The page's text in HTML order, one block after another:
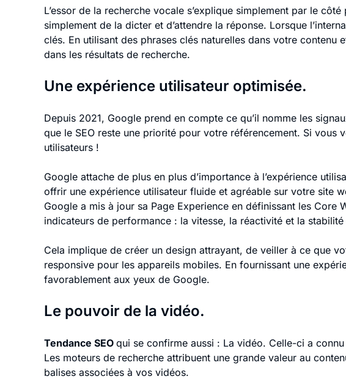
L’essor de la recherche vocale s’explique simplement par le
simplement de la dicter et d’attendre la réponse. Lorsque
clés. En utilisant des phrases clés naturelles dans votre
dans les résultats de recherche.
Une expérience utilisateur optimisée.
Depuis 2021, Google prend en compte ce qu’il nomme les
que le SEO reste une priorité pour votre référencement. Si vous
utilisateurs !
Google attache de plus en plus d’importance à l’expérience
offrir une expérience utilisateur fluide et agréable sur votre site
Google a mis à jour sa Page Experience en définissant les Core
indicateurs de performance : la vitesse, la réactivité et la stabilité
Cela implique de créer un design attrayant, de veiller à ce que
responsive pour les appareils mobiles. En fournissant une
favorablement aux yeux de Google.
Le pouvoir de la vidéo.
Tendance SEO qui se confirme aussi : La vidéo. Celle-ci a
Les moteurs de recherche attribuent une grande valeur au
balises associées à vos vidéos.